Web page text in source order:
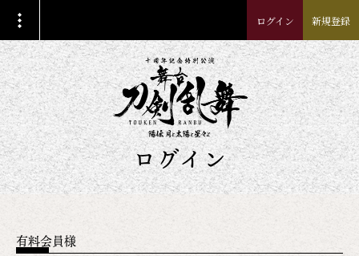
ログイン 新規登録
ログイン
有料会員様